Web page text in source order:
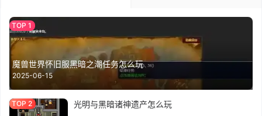
魔兽世界怀旧服黑暗之潮任务怎么玩
2025-06-15
光明与黑暗诸神遗产怎么玩